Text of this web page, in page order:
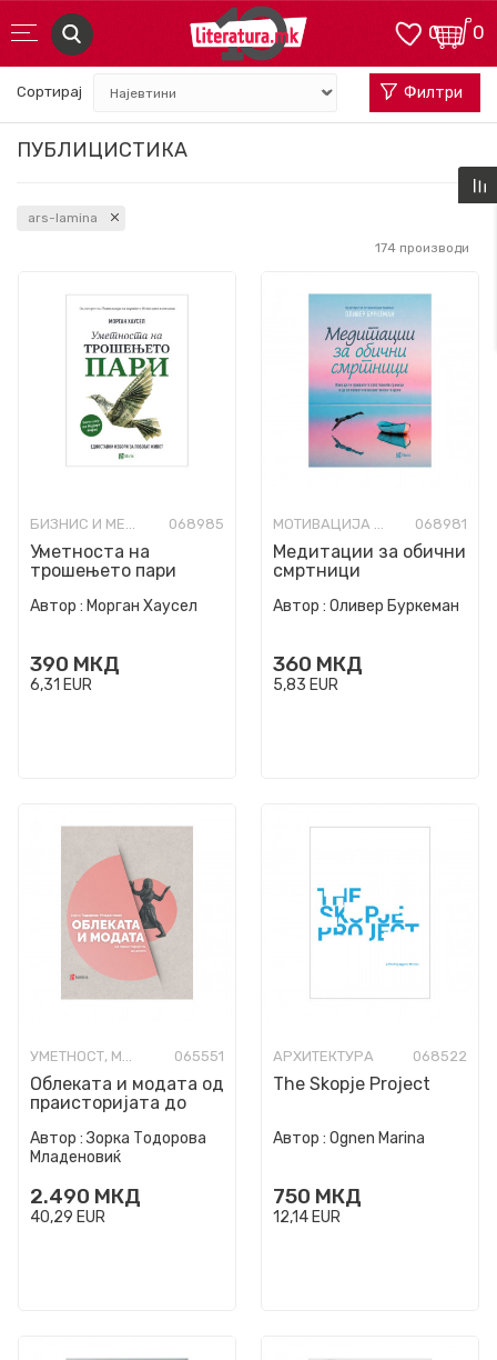
0
0
ПУБЛИЦИСТИКА
Сортирај Филтри
ars-lamina
174 производи
БИЗНИС И МЕНАЏМЕНТ 068985
Уметноста на
трошењето пари
Автор : Морган Хаусел
390 МКД
6,31 EUR
МОТИВАЦИЈА И САМОПОМОШ 068981
Медитации за обични
смртници
Автор : Оливер Буркеман
360 МКД
5,83 EUR
УМЕТНОСТ, МОДА И ИЗРАБОТКИ 065551
Облеката и модата од
праисторијата до
Автор : Зорка Тодорова
Младеновиќ
2.490 МКД
40,29 EUR
АРХИТЕКТУРА 068522
The Skopje Project
Автор : Ognen Marina
750 МКД
12,14 EUR